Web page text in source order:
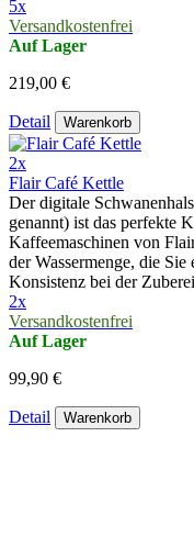
5x
Versandkostenfrei
Auf Lager
219,00 €
Detail Warenkorb
2x
Flair Café Kettle
Der digitale
genannt) ist das perfekte
Kaffeemaschinen von
der Wassermenge, die
Konsistenz bei der
2x
Versandkostenfrei
Auf Lager
99,90 €
Detail Warenkorb